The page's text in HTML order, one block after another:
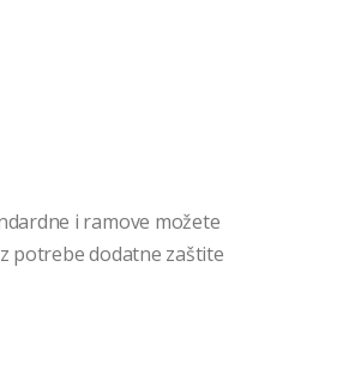
i ramove možete
potrebe dodatne zaštite